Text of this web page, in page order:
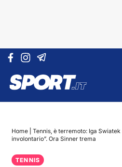
Vai al contenuto
Home
Tennis, è terremoto: Iga Swiatek
involontario”. Ora Sinner trema
TENNIS